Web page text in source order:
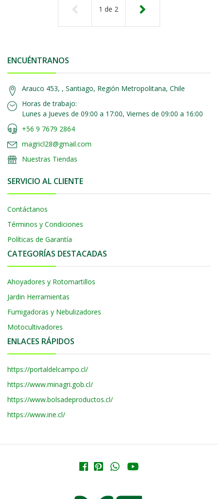
1 de 2
ENCUÉNTRANOS
Arauco 453, , Santiago, Región Metropolitana, Chile
Horas de trabajo:
Lunes a Jueves de 09:00 a 17:00, Viernes de 09:00 a 16:00
+56 9 7679 2864
magricl28@gmail.com
Nuestras Tiendas
SERVICIO AL CLIENTE
Contáctanos
Términos y Condiciones
Políticas de Garantía
CATEGORÍAS DESTACADAS
Ahoyadores y Rotomartillos
Jardin Herramientas
Fumigadoras y Nebulizadores
Motocultivadores
ENLACES RÁPIDOS
https://portaldelcampo.cl/
https://www.minagri.gob.cl/
https://www.bolsadeproductos.cl/
https://www.ine.cl/